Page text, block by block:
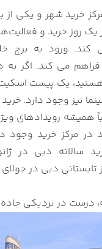
خرید شهر و یکی از
یک روز خرید و
کند. ورود به برج
می کند. اگر به
یک پیست
نیز وجود دارد.
همیشه رویدادهای
در مرکز خرید وجود
سالانه دبی در
تابستانی دبی در
درست در نزدیکی جاده